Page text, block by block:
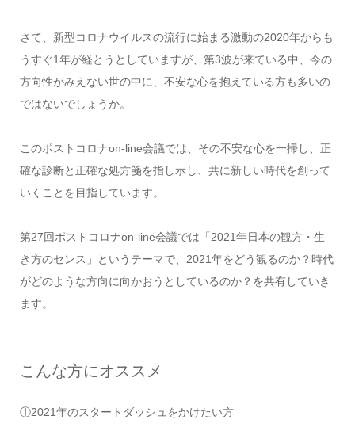
さて、新型コロナウイルスの流行に始まる激動の2020年からも
うすぐ1年が経とうとしていますが、第3波が来ている中、今の
方向性がみえない世の中に、不安な心を抱えている方も多いの
ではないでしょうか。
このポストコロナon-line会議では、その不安な心を一掃し、正
確な診断と正確な処方箋を指し示し、共に新しい時代を創って
いくことを目指しています。
第27回ポストコロナon-line会議では「2021年日本の観方・生
き方のセンス」というテーマで、2021年をどう観るのか？時代
がどのような方向に向かおうとしているのか？を共有していき
ます。
こんな方にオススメ
①2021年のスタートダッシュをかけたい方